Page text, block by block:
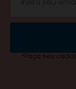
*Faça seu